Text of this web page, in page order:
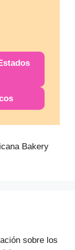
Bakery
sobre los